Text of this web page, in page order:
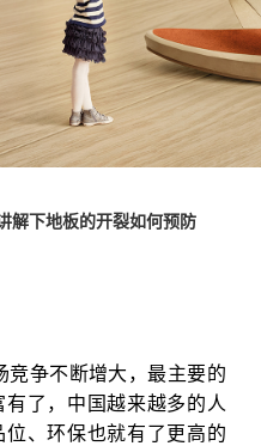
解下地板的开裂如何预防
竞争不断增大，最主要的
了，中国越来越多的人
、环保也就有了更高的